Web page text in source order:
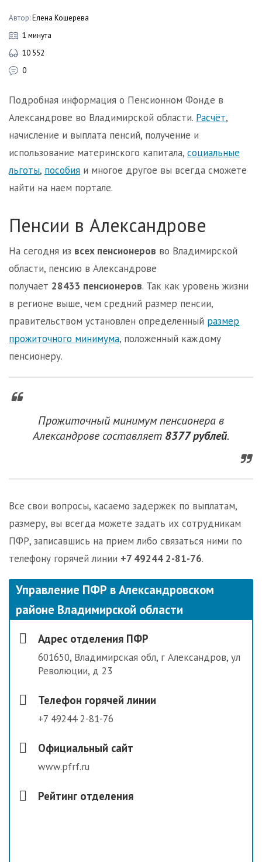
Автор:Елена Кошерева
1 минута
10 552
0
Подробная информация о Пенсионном Фонде в
Александрове во Владимирской области. Расчёт,
начисление и выплата пенсий, получение и
использование материнского капитала, социальные
льготы, пособия и многое другое вы всегда сможете
найти на наем портале.
Пенсии в Александрове
На сегодня из всех пенсионеров во Владимирской
области, пенсию в Александрове
получает 28433 пенсионеров. Так как уровень жизни
в регионе выше, чем средний размер пенсии,
правительством установлен определенный размер
прожиточного минимума, положенный каждому
пенсионеру.
Прожиточный минимум пенсионера в
Александрове составляет 8377 рублей.
Все свои вопросы, касаемо задержек по выплатам,
размеру, вы всегда можете задать их сотрудникам
ПФР, записавшись на прием либо связаться ними по
телефону горячей линии +7 49244 2-81-76.
Управление ПФР в Александровском
районе Владимирской области
Адрес отделения ПФР
601650, Владимирская обл, г Александров, ул
Революции, д 23
Телефон горячей линии
+7 49244 2-81-76
Официальный сайт
www.pfrf.ru
Рейтинг отделения